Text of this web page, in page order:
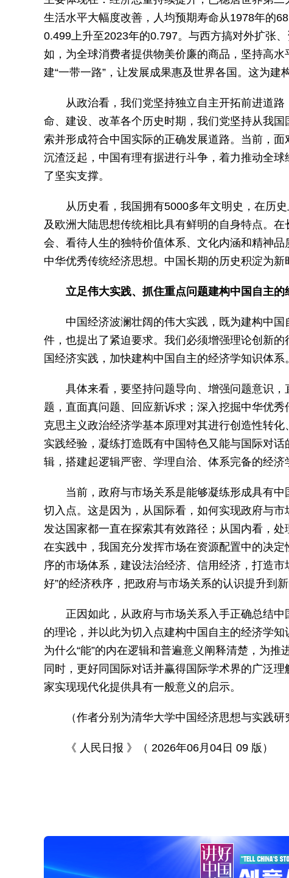
生活水平大幅度改善，人均预期寿命从1978年的
0.499上升至2023年的0.797。与西方搞对外扩张
如，为全球消费者提供物美价廉的商品，坚持高
建“一带一路”，让发展成果惠及世界各国。这为建
从政治看，我们党坚持独立自主开拓前进道
命、建设、改革各个历史时期，我们党坚持从我
索并形成符合中国实际的正确发展道路。当前，
沉渣泛起，中国有理有据进行斗争，着力推动全
了坚实支撑。
从历史看，我国拥有5000多年文明史，在历
及欧洲大陆思想传统相比具有鲜明的自身特点。
会、看待人生的独特价值体系、文化内涵和精神
中华优秀传统经济思想。中国长期的历史积淀为
立足伟大实践、抓住重点问题建构中国自主的
中国经济波澜壮阔的伟大实践，既为建构中
件，也提出了紧迫要求。我们必须增强理论创新
国经济实践，加快建构中国自主的经济学知识体系。
具体来看，要坚持问题导向、增强问题意识
题，直面真问题、回应新诉求；深入挖掘中华优
克思主义政治经济学基本原理对其进行创造性转
实践经验，凝练打造既有中国特色又能与国际对
辑，搭建起逻辑严密、学理自洽、体系完备的经济
当前，政府与市场关系是能够凝练形成具有
切入点。这是因为，从国际看，如何实现政府与
发达国家都一直在探索其有效路径；从国内看，
在实践中，我国充分发挥市场在资源配置中的决
序的市场体系，建设法治经济、信用经济，打造
好”的经济秩序，把政府与市场关系的认识提升到新
正因如此，从政府与市场关系入手正确总结
的理论，并以此为切入点建构中国自主的经济学
为什么“能”的内在逻辑和普遍意义阐释清楚，为
同时，更好同国际对话并赢得国际学术界的广泛
家实现现代化提供具有一般意义的启示。
（作者分别为清华大学中国经济思想与实践研
《 人民日报 》（ 2026年06月04日 09 版）